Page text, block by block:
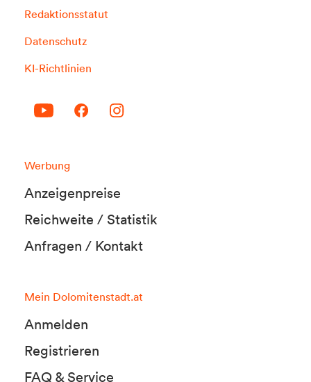
Redaktionsstatut
Datenschutz
KI-Richtlinien
Werbung
Anzeigenpreise
Reichweite / Statistik
Anfragen / Kontakt
Mein Dolomitenstadt.at
Anmelden
Registrieren
FAQ & Service